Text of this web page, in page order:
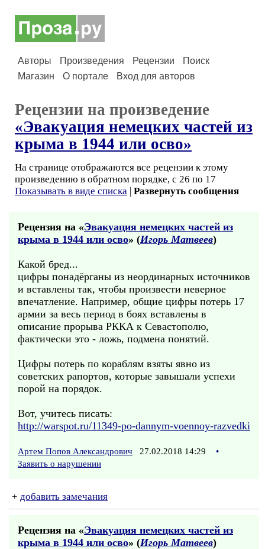
Авторы Произведения Рецензии
Поиск
Магазин
О портале Вход для авторов
Рецензии на произведение
«Эвакуация немецких частей из
крыма в 1944 или осво»
На странице отображаются все рецензии к этому
произведению в обратном порядке, с 26 по 17
Показывать в виде списка | Развернуть сообщения
Рецензия на «Эвакуация немецких частей из
крыма в 1944 или осво» (Игорь Матвеев)
Какой бред...
цифры понадёрганы из неординарных источников
и вставлены так, чтобы произвести неверное
впечатление. Например, общие цифры потерь 17
армии за весь период в боях вставлены в
описание прорыва РККА к Севастополю,
фактически это - ложь, подмена понятий.
Цифры потерь по кораблям взяты явно из
советских рапортов, которые завышали успехи
порой на порядок.
Вот, учитесь писать:
http://warspot.ru/11349-po-dannym-voennoy-razvedki
Артем Попов Александрович 27.02.2018 14:29
•
Заявить о нарушении
+ добавить замечания
Рецензия на «Эвакуация немецких частей из
крыма в 1944 или осво» (Игорь Матвеев)